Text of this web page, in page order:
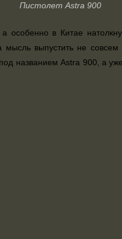
Пистолет Astra 900
особенно в Китае
мысль выпустить не
названием Astra 900, а